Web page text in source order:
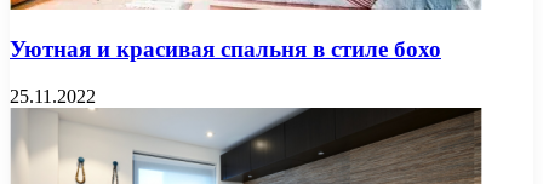
Уютная и красивая спальня в стиле бохо
25.11.2022